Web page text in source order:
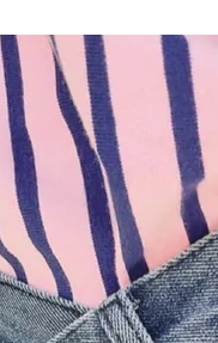
表示しない
検索